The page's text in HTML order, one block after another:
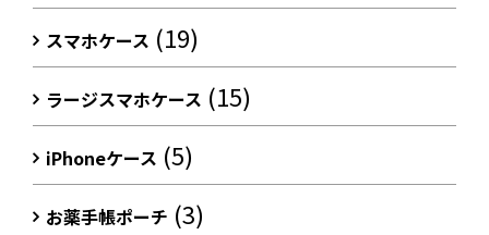
スマホケース (19)
ラージスマホケース (15)
iPhoneケース (5)
お薬手帳ポーチ (3)